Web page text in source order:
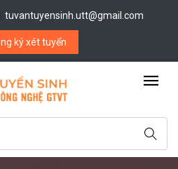
tuvantuyensinh.utt@gmail.com
ký xét tuyển